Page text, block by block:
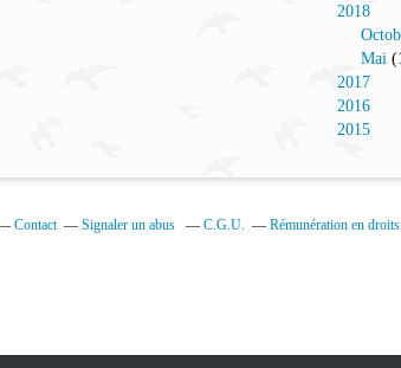
2018
Mai
2017
2016
2015
Contact Signaler un abus C.G.U. Rémunération en